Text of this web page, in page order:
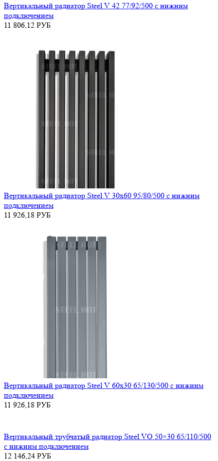
Вертикальный радиатор Steel V 42 77/92/500 с нижним
подключением
11 806,12 РУБ
Вертикальный радиатор Steel V 30х60 95/80/500 с нижним
подключением
11 926,18 РУБ
Вертикальный радиатор Steel V 60х30 65/130/500 с нижним
подключением
11 926,18 РУБ
Вертикальный трубчатый радиатор Steel VO 50×30 65/110/500
с нижним подключением
12 146,24 РУБ